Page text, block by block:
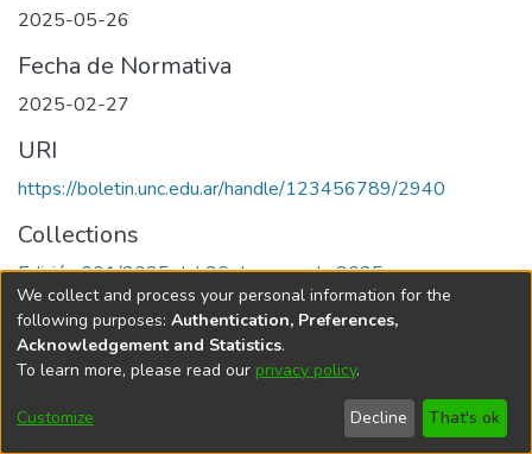
2025-05-26
Fecha de Normativa
2025-02-27
URI
https://boletin.unc.edu.ar/handle/123456789/2940
Collections
Edición 001/2025 del 26 de mayo de 2025
Universidad Nacional de Córdoba
We collect and process your personal information for the
following purposes: Authentication, Preferences,
Acknowledgement and Statistics.
To learn more, please read our privacy policy.
Customize Decline That's ok